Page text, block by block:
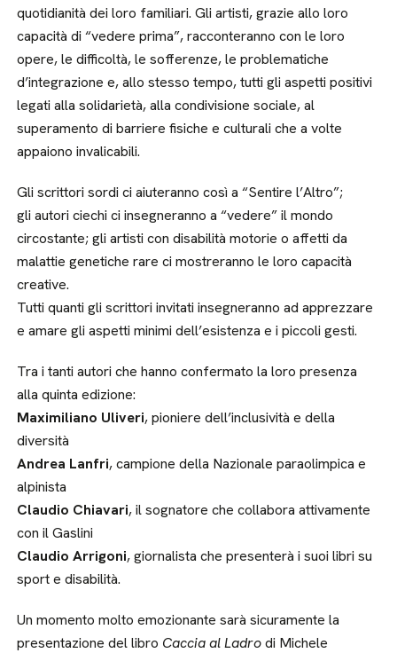
quotidianità dei loro familiari. Gli artisti, grazie allo loro
capacità di “vedere prima”, racconteranno con le loro
opere, le difficoltà, le sofferenze, le problematiche
d’integrazione e, allo stesso tempo, tutti gli aspetti positivi
legati alla solidarietà, alla condivisione sociale, al
superamento di barriere fisiche e culturali che a volte
appaiono invalicabili.
Gli scrittori sordi ci aiuteranno così a “Sentire l’Altro”;
gli autori ciechi ci insegneranno a “vedere” il mondo
circostante; gli artisti con disabilità motorie o affetti da
malattie genetiche rare ci mostreranno le loro capacità
creative.
Tutti quanti gli scrittori invitati insegneranno ad apprezzare
e amare gli aspetti minimi dell’esistenza e i piccoli gesti.
Tra i tanti autori che hanno confermato la loro presenza
alla quinta edizione:
Maximiliano Uliveri, pioniere dell’inclusività e della
diversità
Andrea Lanfri, campione della Nazionale paraolimpica e
alpinista
Claudio Chiavari, il sognatore che collabora attivamente
con il Gaslini
Claudio Arrigoni, giornalista che presenterà i suoi libri su
sport e disabilità.
Un momento molto emozionante sarà sicuramente la
presentazione del libro Caccia al Ladrodi Michele